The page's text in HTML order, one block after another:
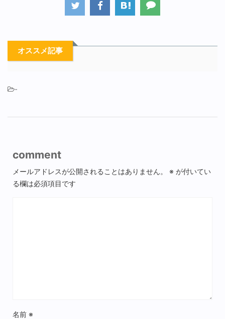
オススメ記事
-
comment
メールアドレスが公開されることはありません。 ※ が付いてい
る欄は必須項目です
名前 ※